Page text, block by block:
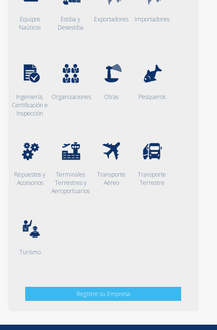
Equipos
Naúticos
Estiba y
Desestiba
Exportadores Importadores
Ingeniería,
Certificación e
Inspección
Organizaciones Otras Pesqueros
Repuestos y
Accesorios
Terminales
Terrestres y
Aeroportuarios
Transporte
Aéreo
Transporte
Terrestre
Turismo
Registre su Empresa